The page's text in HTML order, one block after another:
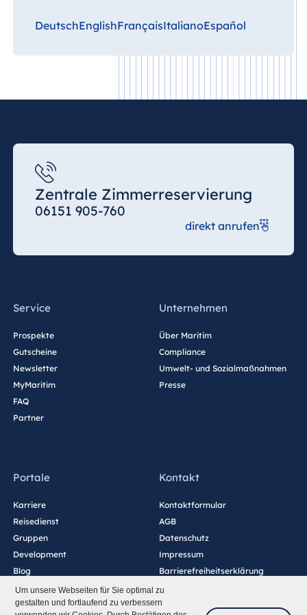
Um unsere Webseiten für Sie optimal zu
gestalten und fortlaufend zu verbessern
DeutschEnglishFrançaisItalianoEspañol
Zentrale Zimmerreservierung
06151 905-760
direkt anrufen
Service
Prospekte
Gutscheine
Newsletter
MyMaritim
FAQ
Partner
Unternehmen
Über Maritim
Compliance
Umwelt- und Sozialmaßnahmen
Presse
Portale
Karriere
Reisedienst
Gruppen
Development
Blog
Kontakt
Kontaktformular
AGB
Datenschutz
Impressum
Barrierefreiheitserklärung
Cookie-Einstellungen